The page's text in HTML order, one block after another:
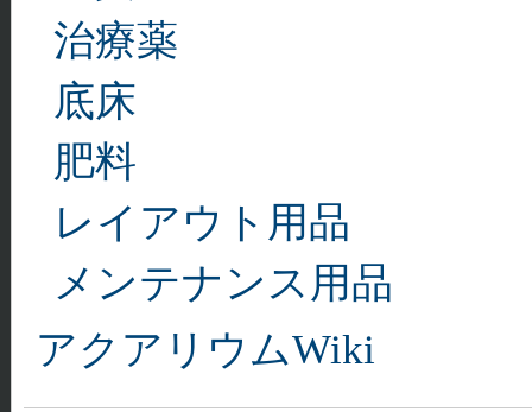
治療薬
底床
肥料
レイアウト用品
メンテナンス用品
アクアリウムWiki